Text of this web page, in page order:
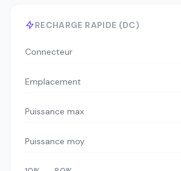
RECHARGE RAPIDE (DC)
Connecteur
Emplacement
Puissance max
Puissance moy.